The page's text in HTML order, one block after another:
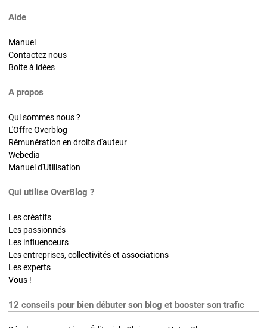
Aide
Manuel
Contactez nous
Boite à idées
A propos
Qui sommes nous ?
L'Offre Overblog
Rémunération en droits d'auteur
Webedia
Manuel d'Utilisation
Qui utilise OverBlog ?
Les créatifs
Les passionnés
Les influenceurs
Les entreprises, collectivités et associations
Les experts
Vous !
12 conseils pour bien débuter son blog et booster son trafic